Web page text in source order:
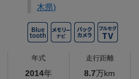
木県)
年式
2014年
走行距離
8.7万km